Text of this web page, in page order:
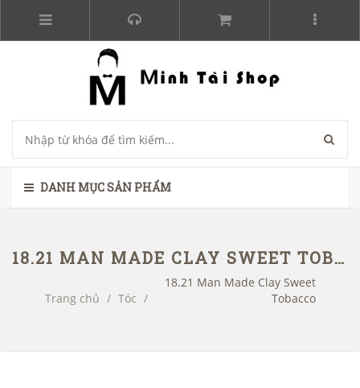
DANH MỤC SẢN PHẨM
18.21 MAN MADE CLAY SWEET TOBACCO
Trang chủ / Tóc /
18.21 Man Made Clay Sweet
Tobacco